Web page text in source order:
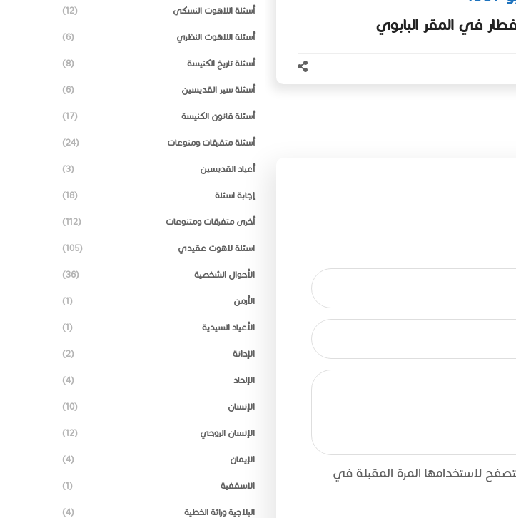
في المقر البابوي
لاستخدامها المرة المقبلة في
أسئلة اللاهوت النسكي (12)
أسئلة اللاهوت النظري (6)
أسئلة تاريخ الكنيسة (8)
أسئلة سير القديسين (6)
أسئلة قانون الكنيسة (17)
أسئلة متفرقات ومنوعات (24)
أعياد القديسين (3)
إجابة اسئلة (18)
أخرى متفرقات ومتنوعات (112)
اسئلة لاهوت عقيدي (105)
الأحوال الشخصية (36)
الأرمن (1)
الأعياد السيدية (1)
الإدانة (2)
الإلحاد (4)
الإنسان (10)
الإنسان الروحي (12)
الإيمان (4)
الاسقفية (1)
البلاجية وراثة الخطية (4)